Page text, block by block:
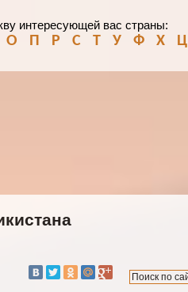
интересующей вас страны:
О П Р С Т У Ф Х Ц